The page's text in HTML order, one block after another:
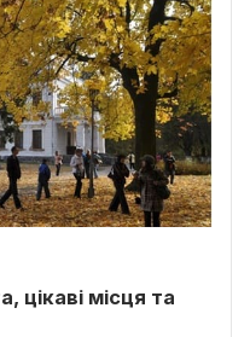
цікаві місця та